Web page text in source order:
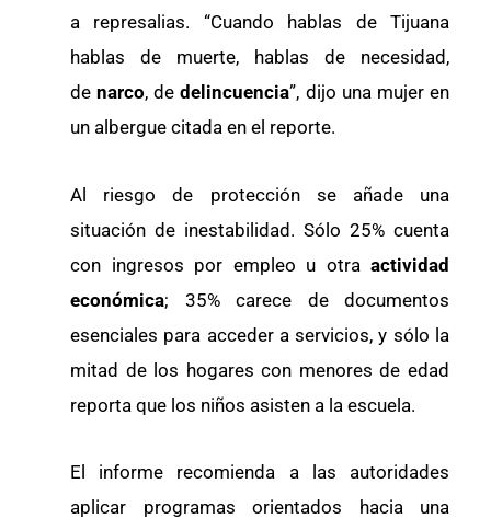
a represalias. “Cuando hablas de Tijuana
hablas de muerte, hablas de necesidad,
denarco, dedelincuencia”, dijo una mujer en
un albergue citada en el reporte.
Al riesgo de protección se añade una
situación de inestabilidad. Sólo 25% cuenta
con ingresos por empleo u otra actividad
económica; 35% carece de documentos
esenciales para acceder a servicios, y sólo la
mitad de los hogares con menores de edad
reporta que los niños asisten a la escuela.
El informe recomienda a las autoridades
aplicar programas orientados hacia una